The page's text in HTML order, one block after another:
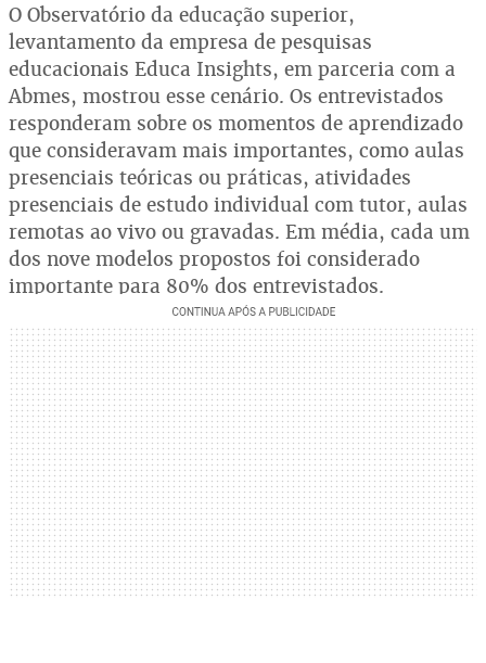
O Observatório da educação superior,
levantamento da empresa de pesquisas
educacionais Educa Insights, em parceria com a
Abmes, mostrou esse cenário. Os entrevistados
responderam sobre os momentos de aprendizado
que consideravam mais importantes, como aulas
presenciais teóricas ou práticas, atividades
presenciais de estudo individual com tutor, aulas
remotas ao vivo ou gravadas. Em média, cada um
dos nove modelos propostos foi considerado
importante para 80% dos entrevistados.